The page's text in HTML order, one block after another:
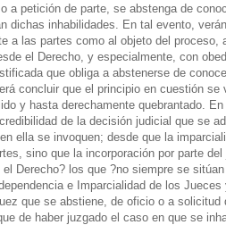
a petición de parte, se abstenga de
dichas inhabilidades. En tal evento,
a las partes como al objeto del proceso,
el Derecho, y especialmente, con
que obliga a abstenerse de
concluir que el principio en cuestión
y hasta derechamente quebrantado.
de la decisión judicial que se
ella se invoquen; desde que la
sino que la incorporación por parte
Derecho? los que ?no siempre se
e Imparcialidad de los Jueces
que se abstiene, de oficio o a
de haber juzgado el caso en que se